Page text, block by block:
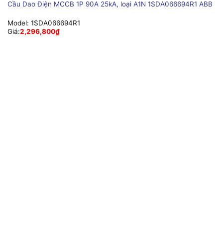
Cầu Dao Điện MCCB 1P 90A 25kA, loại A1N 1SDA066694R1 ABB
Model: 1SDA066694R1
Giá:2,296,800₫